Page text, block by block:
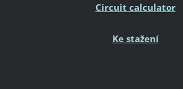
Circuit calculator
Ke stažení